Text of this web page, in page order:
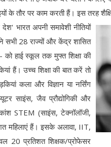
के तौर पर काम करती हैं। इस तरह
देश' भारत अपनी समावेशी नीतियों
28 राज्यों और केंद्र शासित
को हाई स्कूल तक मुफ्त शिक्षा की
उच्च शिक्षा की बात करें तो
कला और विज्ञान या नर्सिंग
साइंस, जैव प्रौद्योगिकी और
STEM (साइंस, टेक्नॉलॉजी,
महिलाएं हैं। इसके अलावा, IIT,
20 प्रतिशत शिक्षक/प्रोफेसर